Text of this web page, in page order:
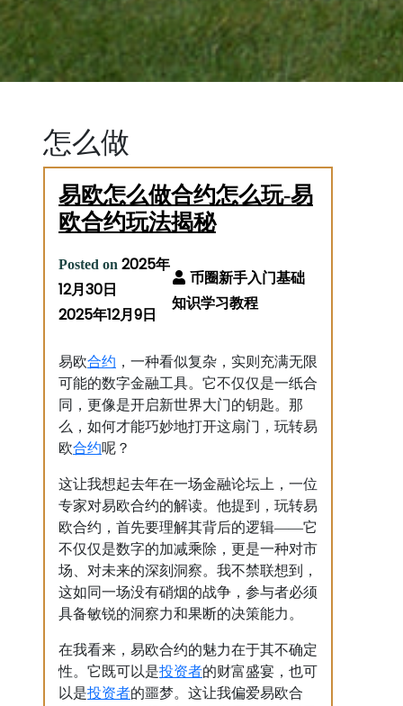
怎么做
易欧怎么做合约怎么玩-易
欧合约玩法揭秘
Posted on 2025年
12月30日
2025年12月9日
易欧合约 ，一种看似复杂，实则充满无限
可能的数字金融工具。它不仅仅是一纸合
同，更像是开启新世界大门的钥匙。那
么，如何才能巧妙地打开这扇门，玩转易
欧合约呢？
这让我想起去年在一场金融论坛上，一位
专家对易欧合约的解读。他提到，玩转易
欧合约，首先要理解其背后的逻辑——它
不仅仅是数字的加减乘除，更是一种对市
场、对未来的深刻洞察。我不禁联想到，
这如同一场没有硝烟的战争，参与者必须
具备敏锐的洞察力和果断的决策能力。
在我看来，易欧合约的魅力在于其不确定
性。它既可以是投资者的财富盛宴，也可
以是投资者的噩梦。这让我偏爱易欧合